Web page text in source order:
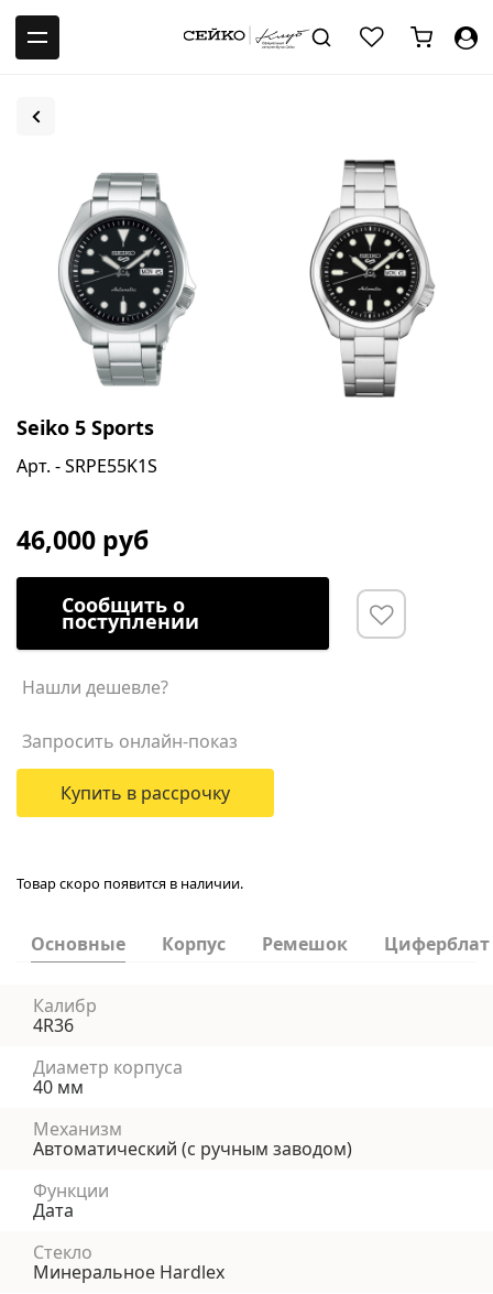
Seiko 5 Sports
Арт. - SRPE55K1S
46,000 руб
Сообщить о
поступлении
Нашли дешевле?
Запросить онлайн-показ
Купить в рассрочку
Товар скоро появится в наличии.
Основные Корпус Ремешок Циферблат
Калибр
4R36
Диаметр корпуса
40 мм
Механизм
Автоматический (с ручным заводом)
Функции
Дата
Стекло
Минеральное Hardlex